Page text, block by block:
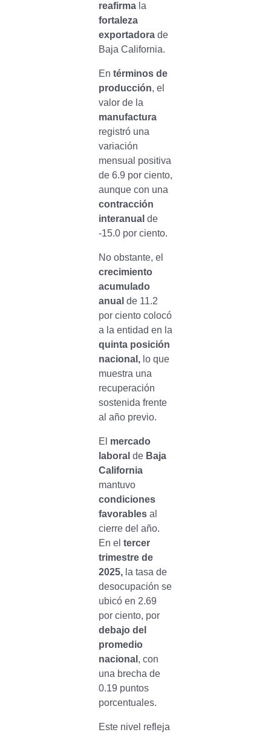
reafirmala
fortaleza
exportadora de
Baja California.
En términos de
producción, el
valor de la
manufactura
registró una
variación
mensual positiva
de 6.9 por ciento,
aunque con una
contracción
interanual de
-15.0 por ciento.
No obstante, el
crecimiento
acumulado
anual de 11.2
por ciento colocó
a la entidad en la
quinta posición
nacional,lo que
muestra una
recuperación
sostenida frente
al año previo.
El mercado
laboral de Baja
California
mantuvo
condiciones
favorablesal
cierre del año.
En el tercer
trimestre de
2025,la tasa de
desocupación se
ubicó en 2.69
por ciento, por
debajo del
promedio
nacional , con
una brecha de
0.19 puntos
porcentuales.
Este nivel refleja